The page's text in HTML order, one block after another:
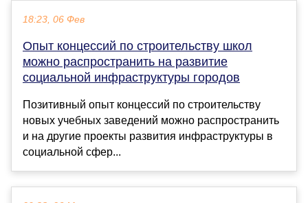
18:23, 06 Фев
Опыт концессий по строительству школ
можно распространить на развитие
социальной инфраструктуры городов
Позитивный опыт концессий по строительству
новых учебных заведений можно распространить
и на другие проекты развития инфраструктуры в
социальной сфер...